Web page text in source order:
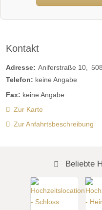
Kontakt
Adresse: Aniferstraße 10
Telefon: keine Angabe
Fax: keine Angabe
Zur Karte
Zur Anfahrtsbeschreibung
Beliebte